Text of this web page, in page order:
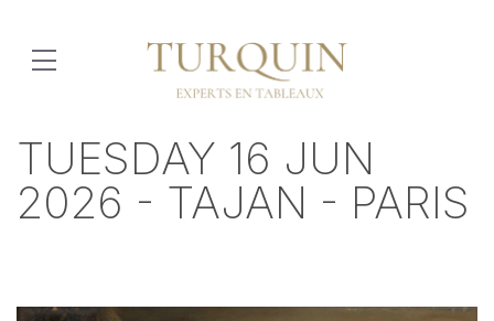
TUESDAY 16 JUN
2026 - TAJAN - PARIS